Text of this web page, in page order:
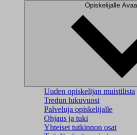
Opiskelijalle
Uuden opiskelijan muistilista
Tredun lukuvuosi
Palveluja opiskelijalle
Ohjaus ja tuki
Yhteiset tutkinnon osat